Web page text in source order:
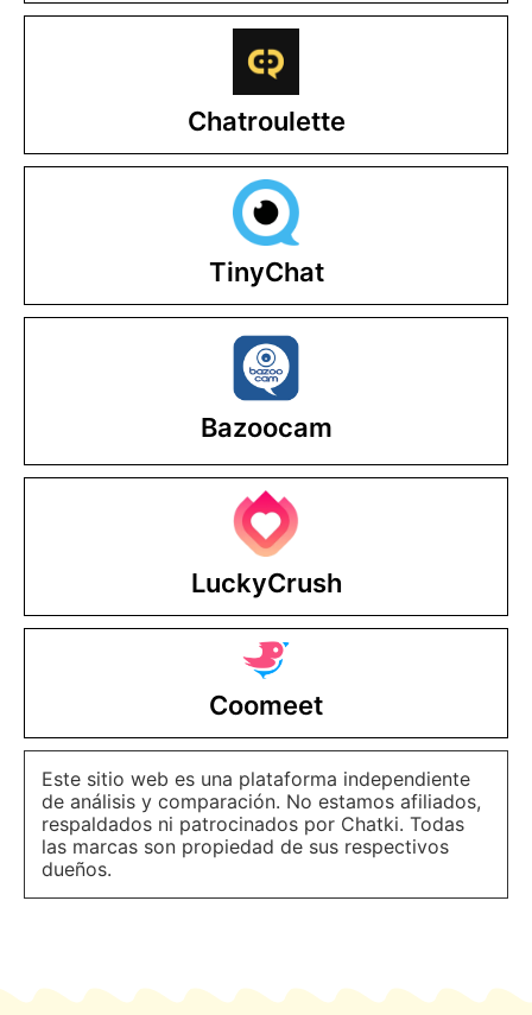
Chatroulette
TinyChat
Bazoocam
LuckyCrush
Coomeet
Este sitio web es una plataforma independiente
de análisis y comparación. No estamos afiliados,
respaldados ni patrocinados por Chatki. Todas
las marcas son propiedad de sus respectivos
dueños.